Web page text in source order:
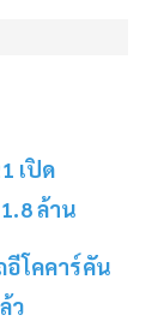
เปิด
ล้าน
อีโคคาร์คัน
ว